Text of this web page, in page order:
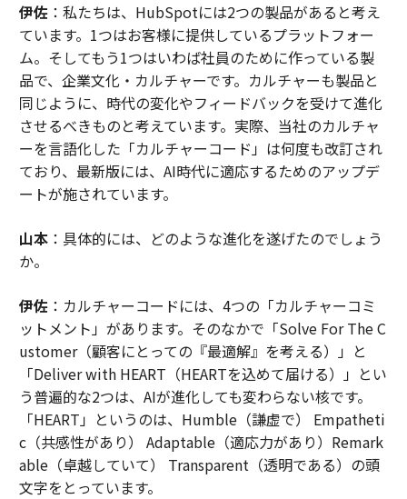
伊佐：私たちは、HubSpotには2つの製品があると考え
ています。1つはお客様に提供しているプラットフォー
ム。そしてもう1つはいわば社員のために作っている製
品で、企業文化・カルチャーです。カルチャーも製品と
同じように、時代の変化やフィードバックを受けて進化
させるべきものと考えています。実際、当社のカルチャ
ーを言語化した「カルチャーコード」は何度も改訂され
ており、最新版には、AI時代に適応するためのアップデ
ートが施されています。
山本：具体的には、どのような進化を遂げたのでしょう
か。
伊佐：カルチャーコードには、4つの「カルチャーコミ
ットメント」があります。そのなかで「Solve For The C
ustomer（顧客にとっての『最適解』を考える）」と
「Deliver with HEART（HEARTを込めて届ける）」とい
う普遍的な2つは、AIが進化しても変わらない核です。
「HEART」というのは、Humble（謙虚で） Empatheti
c（共感性があり） Adaptable（適応力があり）Remark
able（卓越していて） Transparent（透明である）の頭
文字をとっています。